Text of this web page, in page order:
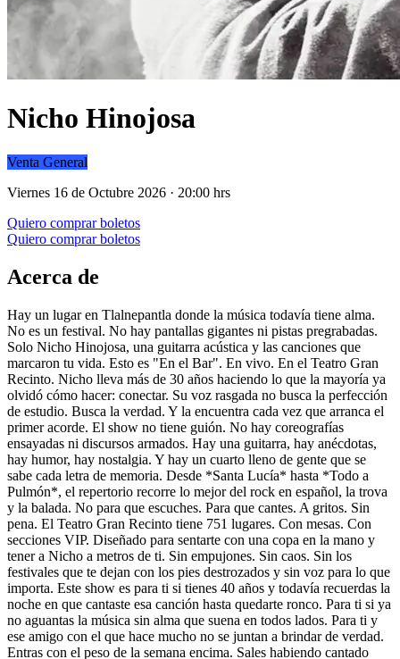
Nicho Hinojosa
Venta General
Viernes 16 de Octubre 2026 · 20:00 hrs
Quiero comprar boletos
Quiero comprar boletos
Acerca de
Hay un lugar en Tlalnepantla donde la música todavía tiene alma.
No es un festival. No hay pantallas gigantes ni pistas pregrabadas.
Solo Nicho Hinojosa, una guitarra acústica y las canciones que
marcaron tu vida. Esto es "En el Bar". En vivo. En el Teatro Gran
Recinto. Nicho lleva más de 30 años haciendo lo que la mayoría ya
olvidó cómo hacer: conectar. Su voz rasgada no busca la perfección
de estudio. Busca la verdad. Y la encuentra cada vez que arranca el
primer acorde. El show no tiene guión. No hay coreografías
ensayadas ni discursos armados. Hay una guitarra, hay anécdotas,
hay humor, hay nostalgia. Y hay un cuarto lleno de gente que se
sabe cada letra de memoria. Desde *Santa Lucía* hasta *Todo a
Pulmón*, el repertorio recorre lo mejor del rock en español, la trova
y la balada. No para que escuches. Para que cantes. A gritos. Sin
pena. El Teatro Gran Recinto tiene 751 lugares. Con mesas. Con
secciones VIP. Diseñado para sentarte con una copa en la mano y
tener a Nicho a metros de ti. Sin empujones. Sin caos. Sin los
festivales que te dejan con los pies destrozados y sin voz para lo que
importa. Este show es para ti si tienes 40 años y todavía recuerdas la
noche en que cantaste esa canción hasta quedarte ronco. Para ti si ya
no aguantas la música sin alma que suena en todos lados. Para ti y
ese amigo con el que hace mucho no se juntan a brindar de verdad.
Entras con el peso de la semana encima. Sales habiendo cantado